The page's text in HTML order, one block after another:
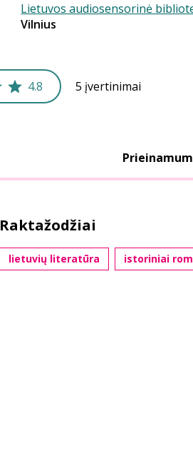
Lietuvos audiosensorinė
Vilnius
4.8 5 įvertinimai
Raktažodžiai
lietuvių literatūra istoriniai